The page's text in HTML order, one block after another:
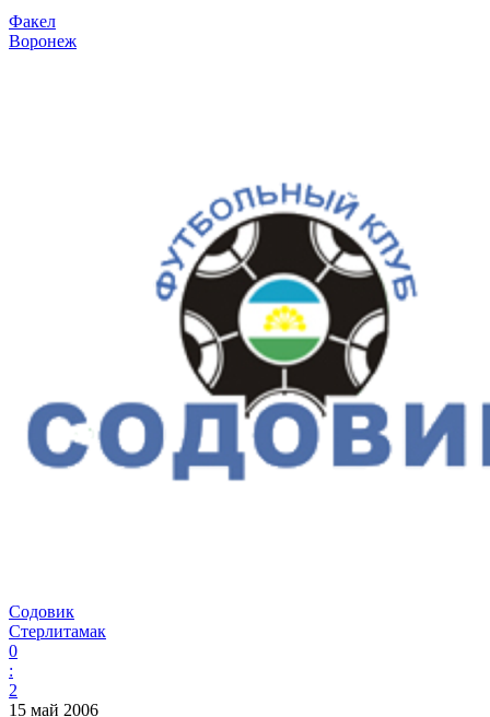
Факел
Воронеж
Содовик
Стерлитамак
0
:
2
15 май 2006